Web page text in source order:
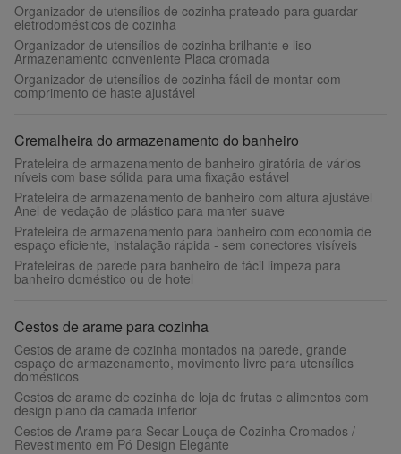
Organizador de utensílios de cozinha prateado para guardar
eletrodomésticos de cozinha
Organizador de utensílios de cozinha brilhante e liso
Armazenamento conveniente Placa cromada
Organizador de utensílios de cozinha fácil de montar com
comprimento de haste ajustável
Cremalheira do armazenamento do banheiro
Prateleira de armazenamento de banheiro giratória de vários
níveis com base sólida para uma fixação estável
Prateleira de armazenamento de banheiro com altura ajustável
Anel de vedação de plástico para manter suave
Prateleira de armazenamento para banheiro com economia de
espaço eficiente, instalação rápida - sem conectores visíveis
Prateleiras de parede para banheiro de fácil limpeza para
banheiro doméstico ou de hotel
Cestos de arame para cozinha
Cestos de arame de cozinha montados na parede, grande
espaço de armazenamento, movimento livre para utensílios
domésticos
Cestos de arame de cozinha de loja de frutas e alimentos com
design plano da camada inferior
Cestos de Arame para Secar Louça de Cozinha Cromados /
Revestimento em Pó Design Elegante